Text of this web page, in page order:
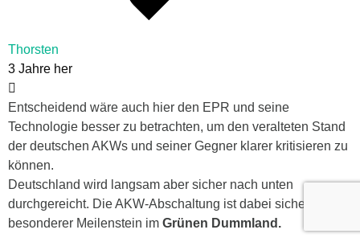
Thorsten
3 Jahre her
Entscheidend wäre auch hier den EPR und seine
Technologie besser zu betrachten, um den veralteten Stand
der deutschen AKWs und seiner Gegner klarer kritisieren zu
können.
Deutschland wird langsam aber sicher nach unten
durchgereicht. Die AKW-Abschaltung ist dabei sicherlich ein
besonderer Meilenstein im Grünen Dummland.